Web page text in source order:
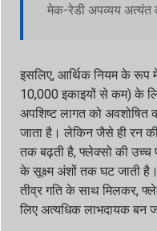
मेक-रेडी अपव्यय अत्यंत
इसलिए, आर्थिक नियम के रूप
10,000 इकाइयों से कम) के
अपशिष्ट लागत को
जाता है। लेकिन जैसे ही रन
तक बढ़ती है, फ्लेक्सो की उच्च
के सूक्ष्म अंशों तक घट जाती
तीव्र गति के साथ मिलकर,
लिए अत्यधिक लाभदायक बन